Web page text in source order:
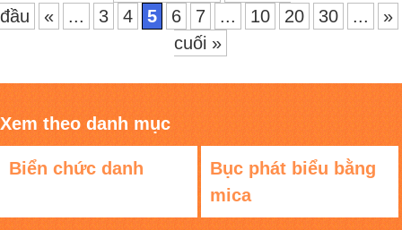
đầu
« ... 3 4 5 6 7 ... 10 20 30 ...
»
cuối »
Xem theo danh mục
Biển chức danh
Bục phát biểu bằng
mica